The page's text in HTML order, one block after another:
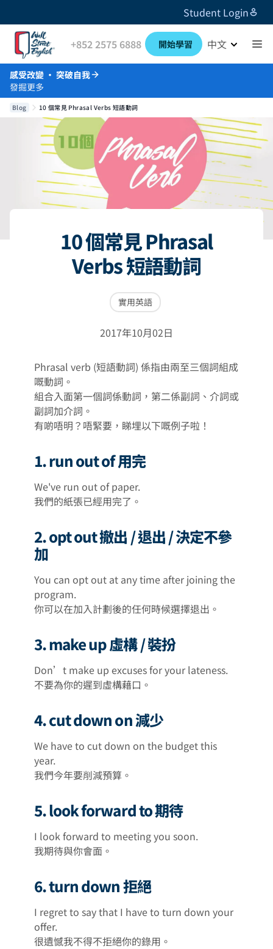
Student Login
+852 2575 6888 開始學習 中文
感受改變 · 突破自我
發掘更多
Blog 10 個常見 Phrasal Verbs 短語動詞
10 個常見 Phrasal
Verbs 短語動詞
實用英語
2017年10月02日
Phrasal verb (短語動詞) 係指由兩至三個詞組成
嘅動詞。
組合入面第一個詞係動詞，第二係副詞、介詞或
副詞加介詞。
有啲唔明？唔緊要，睇埋以下嘅例子啦！
1. run out of 用完
We've run out of paper.
我們的紙張已經用完了。
2. opt out 撤出 / 退出 / 決定不參
加
You can opt out at any time after joining the
program.
你可以在加入計劃後的任何時候選擇退出。
3. make up 虛構 / 裝扮
Don’t make up excuses for your lateness.
不要為你的遲到虛構藉口。
4. cut down on 減少
We have to cut down on the budget this
year.
我們今年要削減預算。
5. look forward to 期待
I look forward to meeting you soon.
我期待與你會面。
6. turn down 拒絕
I regret to say that I have to turn down your
offer.
很遺憾我不得不拒絕你的錄用。